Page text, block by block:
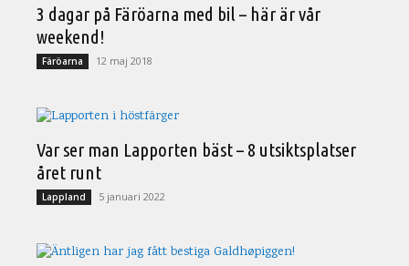
3 dagar på Färöarna med bil – här är vår
weekend!
Färöarna 12 maj 2018
Var ser man Lapporten bäst – 8 utsiktsplatser
året runt
Lappland 5 januari 2022